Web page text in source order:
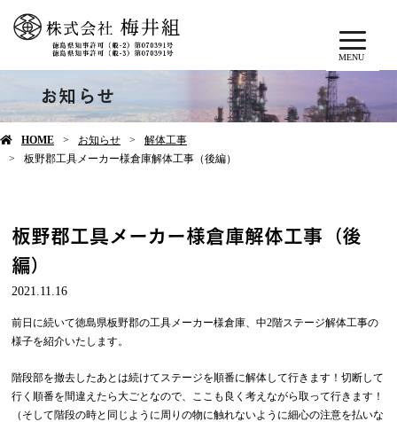
MENU
お知らせ
HOME お知らせ
解体工事
板野郡工具メーカー様倉庫解体工事（後編）
板野郡工具メーカー様倉庫解体工事（後
編）
2021.11.16
前日に続いて徳島県板野郡の工具メーカー様倉庫、中2階ステージ解体工事の
様子を紹介いたします。
階段部を撤去したあとは続けてステージを順番に解体して行きます！切断して
行く順番を間違えたら大ごとなので、ここも良く考えながら取って行きます！
（そして階段の時と同じように周りの物に触れないように細心の注意を払いな